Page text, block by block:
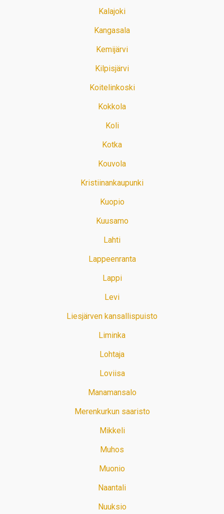
Kalajoki
Kangasala
Kemijärvi
Kilpisjärvi
Koitelinkoski
Kokkola
Koli
Kotka
Kouvola
Kristiinankaupunki
Kuopio
Kuusamo
Lahti
Lappeenranta
Lappi
Levi
Liesjärven kansallispuisto
Liminka
Lohtaja
Loviisa
Manamansalo
Merenkurkun saaristo
Mikkeli
Muhos
Muonio
Naantali
Nuuksio